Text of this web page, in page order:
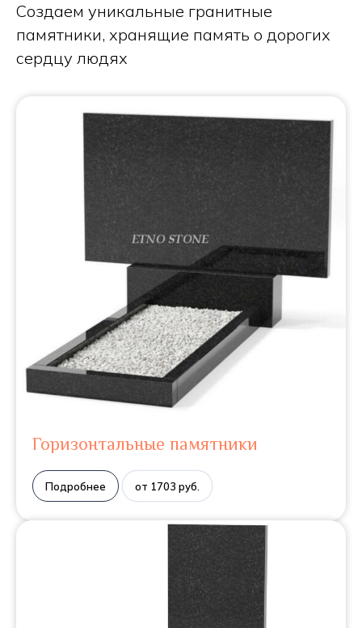
Создаем уникальные гранитные
памятники, хранящие память о дорогих
сердцу людях
Горизонтальные памятники
Подробнее от 1703 руб.